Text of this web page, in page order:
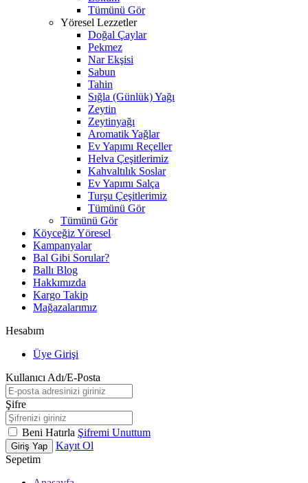
Tümünü Gör
Yöresel Lezzetler
Doğal Çaylar
Pekmez
Nar Ekşisi
Sabun
Tahin
Sığla (Günlük) Yağı
Zeytin
Zeytinyağı
Aromatik Yağlar
Ev Yapımı Reçeller
Helva Çeşitlerimiz
Kahvaltılık Soslar
Ev Yapımı Salça
Turşu Çeşitlerimiz
Tümünü Gör
Tümünü Gör
Köyceğiz Yöresel
Kampanyalar
Bal Gibi Sorular?
Ballı Blog
Hakkımızda
Kargo Takip
Mağazalarımız
Hesabım
Üye Girişi
Kullanıcı Adı/E-Posta
Şifre
Beni Hatırla Şifremi Unuttum
Giriş Yap
Kayıt Ol
Sepetim